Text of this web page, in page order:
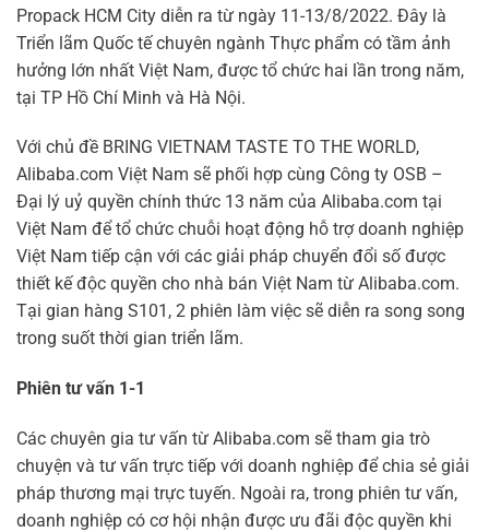
Propack HCM City diễn ra từ ngày 11-13/8/2022. Đây là
Triển lãm Quốc tế chuyên ngành Thực phẩm có tầm ảnh
hưởng lớn nhất Việt Nam, được tổ chức hai lần trong năm,
tại TP Hồ Chí Minh và Hà Nội.
Với chủ đề BRING VIETNAM TASTE TO THE WORLD,
Alibaba.com Việt Nam sẽ phối hợp cùng Công ty OSB –
Đại lý uỷ quyền chính thức 13 năm của Alibaba.com tại
Việt Nam để tổ chức chuỗi hoạt động hỗ trợ doanh nghiệp
Việt Nam tiếp cận với các giải pháp chuyển đổi số được
thiết kế độc quyền cho nhà bán Việt Nam từ Alibaba.com.
Tại gian hàng S101, 2 phiên làm việc sẽ diễn ra song song
trong suốt thời gian triển lãm.
Phiên tư vấn 1-1
Các chuyên gia tư vấn từ Alibaba.com sẽ tham gia trò
chuyện và tư vấn trực tiếp với doanh nghiệp để chia sẻ giải
pháp thương mại trực tuyến. Ngoài ra, trong phiên tư vấn,
doanh nghiệp có cơ hội nhận được ưu đãi độc quyền khi